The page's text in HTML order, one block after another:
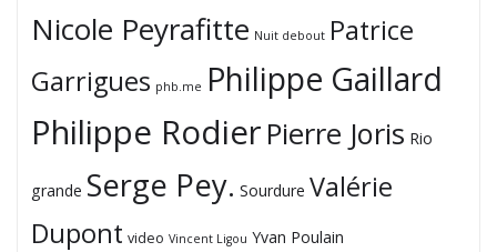
Nicole Peyrafitte Nuit debout Patrice
Garrigues phb.me Philippe Gaillard
Philippe Rodier Pierre Joris Rio
grande Serge Pey. Sourdure Valérie
Dupont video Vincent Ligou Yvan Poulain